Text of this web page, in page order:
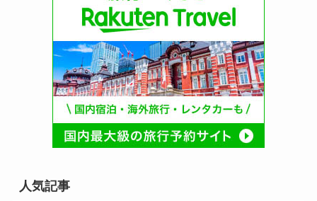
人気記事